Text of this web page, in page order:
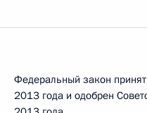
Федеральный закон
2013 года и одобрен